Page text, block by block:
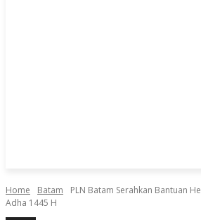
Home Batam
PLN Batam Serahkan Bantuan
Adha 1445 H